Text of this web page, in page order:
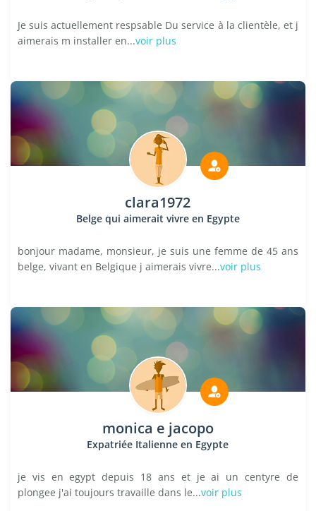
Je suis actuellement respsable Du service à la clientèle, et j
aimerais m installer en...voir plus
clara1972
Belge qui aimerait vivre en Egypte
bonjour madame, monsieur, je suis une femme de 45 ans
belge, vivant en Belgique j aimerais vivre...voir plus
monica e jacopo
Expatriée Italienne en Egypte
je vis en egypt depuis 18 ans et je ai un centyre de
plongee j'ai toujours travaille dans le...voir plus